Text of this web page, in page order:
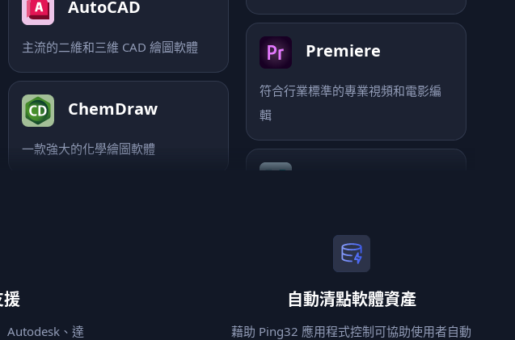
主流的二維和三維 CAD 繪圖軟體
ChemDraw
一款強大的化學繪圖軟體
全球知名的矢量圖形平面設計軟體
Premiere
輯
一款專業的三維動畫設計軟體
援
Autodesk、達
自動清點軟體資產
藉助 Ping32 應用程式控制可協助使用者自動